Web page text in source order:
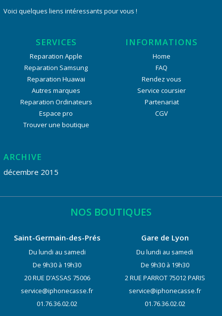
Voici quelques liens intéressants pour vous !
SERVICES
Reparation Apple
Reparation Samsung
Reparation Huawai
Autres marques
Reparation Ordinateurs
Espace pro
Trouver une boutique
INFORMATIONS
Home
FAQ
Rendez vous
Service coursier
Partenariat
CGV
ARCHIVE
décembre 2015
NOS BOUTIQUES
Saint-Germain-des-Prés
Du lundi au samedi
De 9h30 à 19h30
20 RUE D’ASSAS 75006
service@iphonecasse.fr
01.76.36.02.02
Gare de Lyon
Du lundi au samedi
De 9h30 à 19h30
2 RUE PARROT 75012 PARIS
service@iphonecasse.fr
01.76.36.02.02